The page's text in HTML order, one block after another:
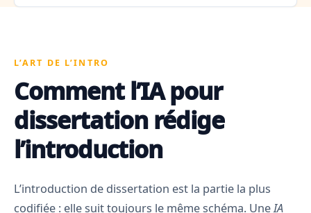
L’ART DE L’INTRO
Comment l’IA pour
dissertation rédige
l’introduction
L’introduction de dissertation est la partie la plus
codifiée : elle suit toujours le même schéma. UneIA